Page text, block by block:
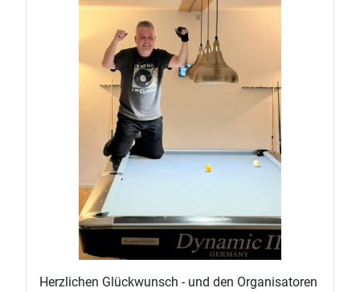
Herzlichen Glückwunsch - und den Organisatoren